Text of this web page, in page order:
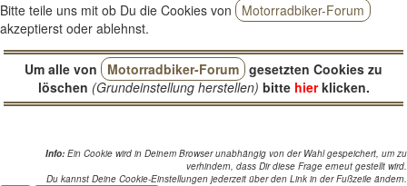
Bitte teile uns mit ob Du die Cookies von
Motorradbiker-Forum
akzeptierst oder ablehnst.
Um alle von Motorradbiker-Forum gesetzten Cookies zu
löschen (Grundeinstellung herstellen) bitte hierklicken.
Info: Ein Cookie wird in Deinem Browser unabhängig von der Wahl gespeichert, um zu
verhindern, dass Dir diese Frage erneut gestellt wird.
Du kannst Deine Cookie-Einstellungen jederzeit über den Link in der Fußzeile ändern.